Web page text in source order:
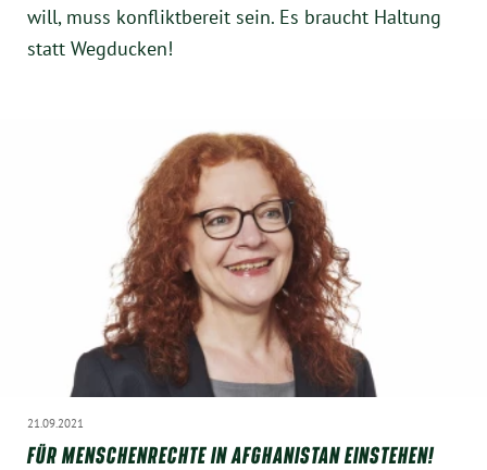
will, muss konfliktbereit sein. Es braucht Haltung
statt Wegducken!
21.09.2021
FÜR MENSCHENRECHTE IN AFGHANISTAN EINSTEHEN!